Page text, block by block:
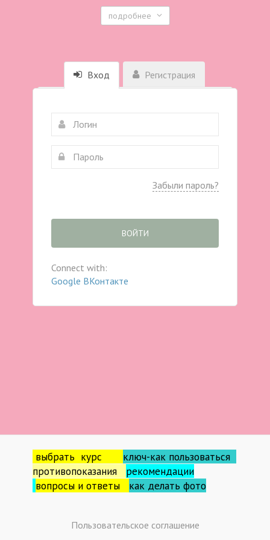
подробнее
Вход Регистрация
Забыли пароль?
ВОЙТИ
Connect with:
Google ВКонтакте
выбрать курс ключ-как пользоваться
противопоказания рекомендации
вопросы и ответы как делать фото
Пользовательское соглашение